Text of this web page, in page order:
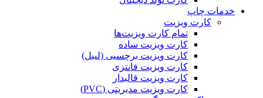
خدمات چاپ
کارت ویزیت
تمام کارت ویزیت‌ها
کارت ویزیت ساده
کارت ویزیت برچسبی (لیبل)
کارت ویزیت فانتزی
کارت ویزیت قالبدار
کارت ویزیت مدیریتی (PVC)